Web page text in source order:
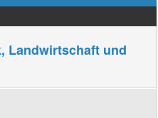
Landwirtschaft und